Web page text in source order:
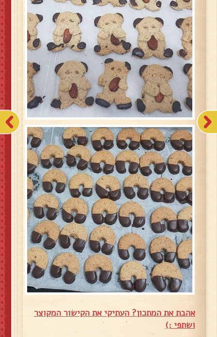
אהבת את המתכון? העתיקי את הקישור המקוצר
ושתפי :)